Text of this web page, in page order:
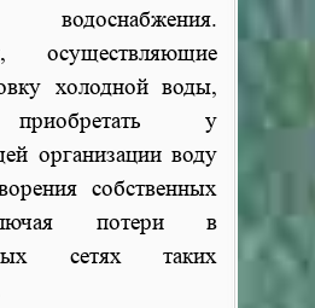
водоснабжения.
осуществляющие
холодной воды,
у
организации воду
собственных
потери в
сетях таких